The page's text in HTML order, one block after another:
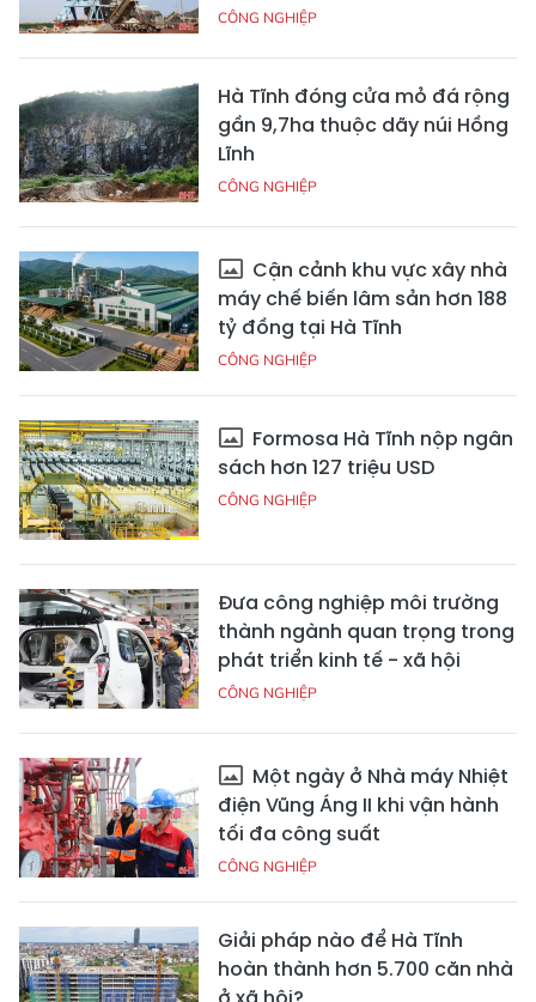
CÔNG NGHIỆP
Hà Tĩnh đóng cửa mỏ đá rộng
gần 9,7ha thuộc dãy núi Hồng
Lĩnh
CÔNG NGHIỆP
Cận cảnh khu vực xây nhà
máy chế biến lâm sản hơn 188
tỷ đồng tại Hà Tĩnh
CÔNG NGHIỆP
Formosa Hà Tĩnh nộp ngân
sách hơn 127 triệu USD
CÔNG NGHIỆP
Đưa công nghiệp môi trường
thành ngành quan trọng trong
phát triển kinh tế - xã hội
CÔNG NGHIỆP
Một ngày ở Nhà máy Nhiệt
điện Vũng Áng II khi vận hành
tối đa công suất
CÔNG NGHIỆP
Giải pháp nào để Hà Tĩnh
hoàn thành hơn 5.700 căn nhà